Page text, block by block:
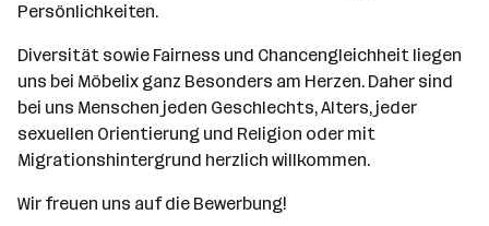
Persönlichkeiten.
Diversität sowie Fairness und Chancengleichheit liegen
uns bei Möbelix ganz Besonders am Herzen. Daher sind
bei uns Menschen jeden Geschlechts, Alters, jeder
sexuellen Orientierung und Religion oder mit
Migrationshintergrund herzlich willkommen.
Wir freuen uns auf die Bewerbung!